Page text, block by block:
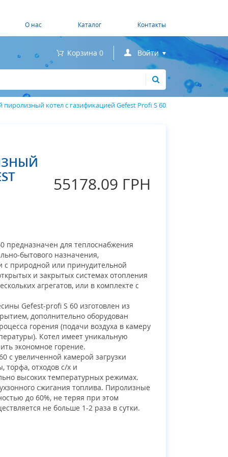
котел с газификацией Gefest Profi S 60
55178.09 ГРН
предназначен для теплоснабжения
бытового назначения,
природной или принудительной
и закрытых системах отопления
агрегатов, или в комплекте с
Gefest-profi S 60 изготовлен из
дополнительно оборудован
горения (подачи воздуха в камеру
Котел имеет уникальную
экономное горение.
с увеличенной камерой загрузки
торфа, отходов с/х и
высоких температурных режимах.
сжигания топлива. Пиролизные
до 60%, не теряя при этом
не больше 1-2 раза в сутки.
О нас Каталог Контакты
Корзина 0 Войти